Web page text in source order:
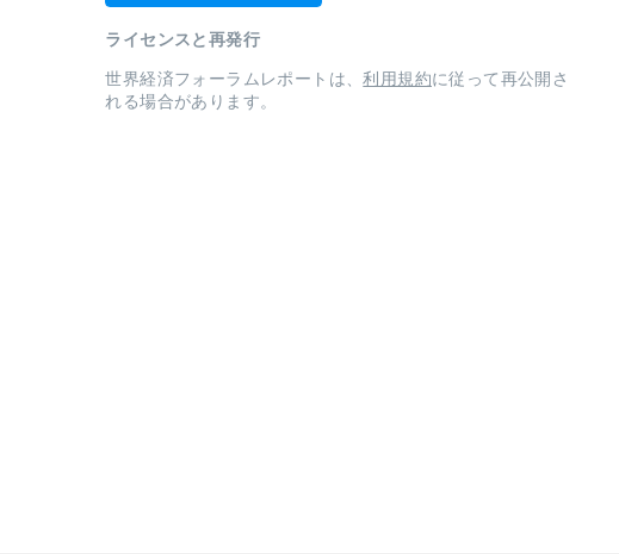
ライセンスと再発行
世界経済フォーラムレポートは、利用規約に従って再公開さ
れる場合があります。